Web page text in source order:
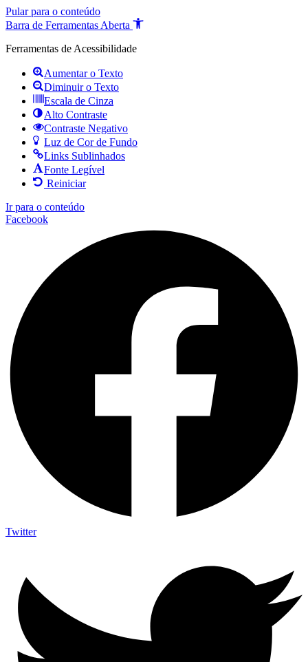
Pular para o conteúdo
Barra de Ferramentas Aberta
Ferramentas de Acessibilidade
Aumentar o Texto
Diminuir o Texto
Escala de Cinza
Alto Contraste
Contraste Negativo
Luz de Cor de Fundo
Links Sublinhados
Fonte Legível
Reiniciar
Ir para o conteúdo
Facebook
Twitter